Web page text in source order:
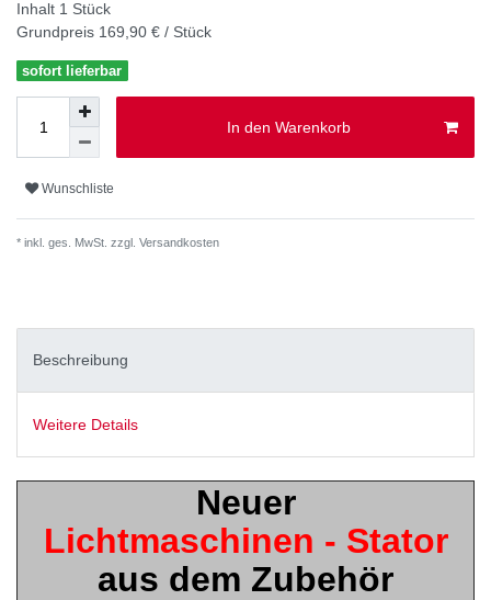
Inhalt 1 Stück
Grundpreis 169,90 € / Stück
sofort lieferbar
In den Warenkorb
Wunschliste
* inkl. ges. MwSt. zzgl. Versandkosten
Beschreibung
Weitere Details
Neuer
Lichtmaschinen - Stator
aus dem Zubehör